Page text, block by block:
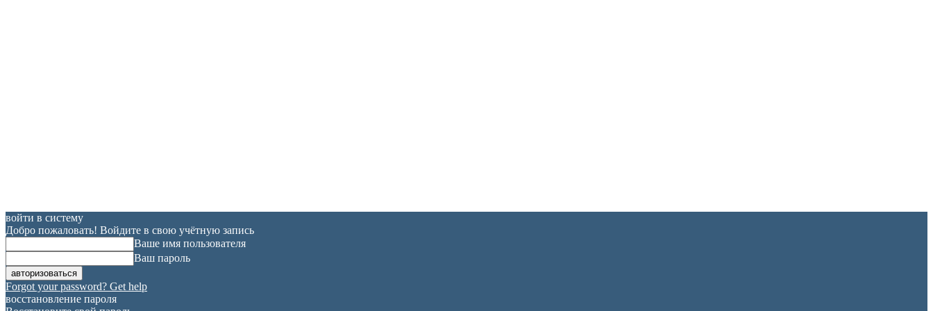
войти в систему
Добро пожаловать! Войдите в свою учётную запись
Ваше имя пользователя
Ваш пароль
Forgot your password? Get help
восстановление пароля